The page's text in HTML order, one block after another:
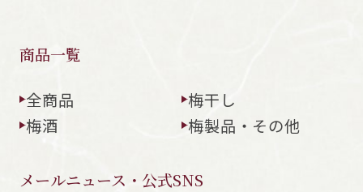
商品一覧
全商品
梅干し
梅酒
梅製品・その他
メールニュース・公式SNS